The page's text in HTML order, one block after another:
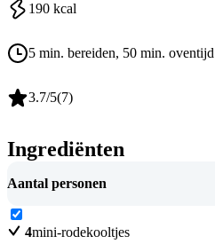
190 kcal
5 min. bereiden, 50 min. oventijd
3.7/5(7)
Ingrediënten
Aantal personen
4mini-rodekooltjes